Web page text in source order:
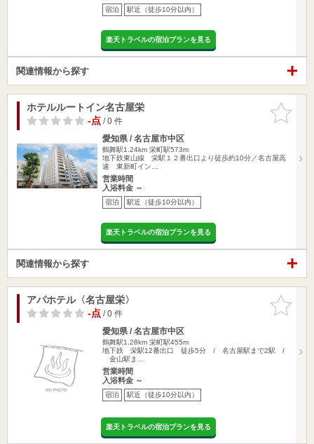
宿泊 駅近（徒歩10分以内）
楽天トラベルの宿泊プランを見る
関連情報から探す
お気に入
りに追加
ホテルルートイン名古屋栄
-点/ 0 件
愛知県 / 名古屋市中区
鶴舞駅1.24km 栄町駅573m
地下鉄東山線 栄駅１２番出口より徒歩約10分／名古屋高
速 東新町イン…
営業時間
入浴料金 ～
宿泊 駅近（徒歩10分以内）
楽天トラベルの宿泊プランを見る
関連情報から探す
お気に入
りに追加
アパホテル〈名古屋栄〉
-点/ 0 件
愛知県 / 名古屋市中区
鶴舞駅1.28km 栄町駅455m
地下鉄 栄駅12番出口 徒歩5分 / 名古屋駅まで2駅 /
金山駅ま…
営業時間
入浴料金 ～
宿泊 駅近（徒歩10分以内）
楽天トラベルの宿泊プランを見る